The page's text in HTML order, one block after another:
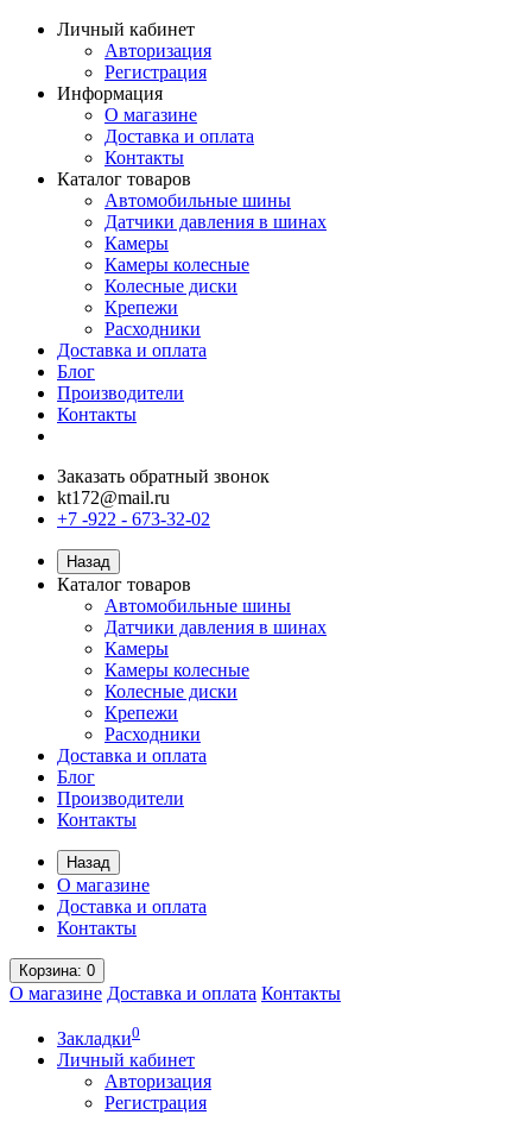
Личный кабинет
Авторизация
Регистрация
Информация
О магазине
Доставка и оплата
Контакты
Каталог товаров
Автомобильные шины
Датчики давления в шинах
Камеры
Камеры колесные
Колесные диски
Крепежи
Расходники
Доставка и оплата
Блог
Производители
Контакты
Заказать обратный звонок
kt172@mail.ru
+7 -922 - 673-32-02
Назад
Каталог товаров
Автомобильные шины
Датчики давления в шинах
Камеры
Камеры колесные
Колесные диски
Крепежи
Расходники
Доставка и оплата
Блог
Производители
Контакты
Назад
О магазине
Доставка и оплата
Контакты
Корзина: 0
О магазине Доставка и оплата Контакты
Закладки0
Личный кабинет
Авторизация
Регистрация